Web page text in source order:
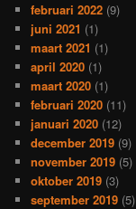
februari 2022 (9)
juni 2021 (1)
maart 2021 (1)
april 2020 (1)
maart 2020 (1)
februari 2020 (11)
januari 2020 (12)
december 2019 (9)
november 2019 (5)
oktober 2019 (3)
september 2019 (5)